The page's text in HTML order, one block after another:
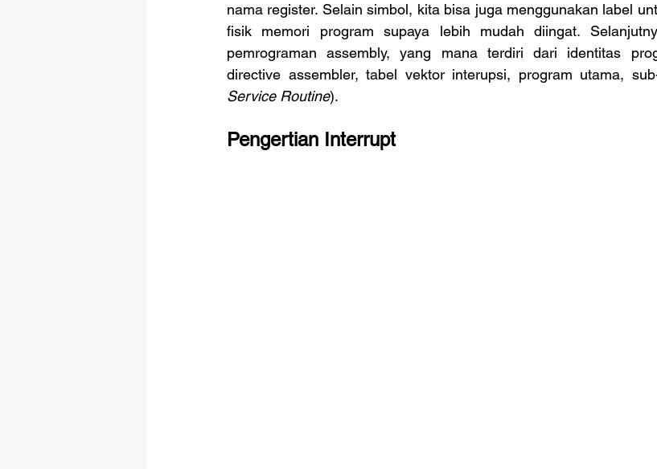
nama register. Selain simbol, kita bisa juga menggunakan label
fisik memori program supaya lebih mudah diingat.
pemrograman assembly, yang mana terdiri dari identitas
directive assembler, tabel vektor interupsi, program utama,
Service Routine).
Pengertian Interrupt